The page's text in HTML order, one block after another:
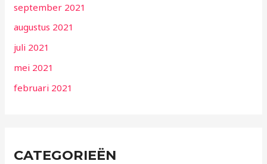
september 2021
augustus 2021
juli 2021
mei 2021
februari 2021
CATEGORIEËN